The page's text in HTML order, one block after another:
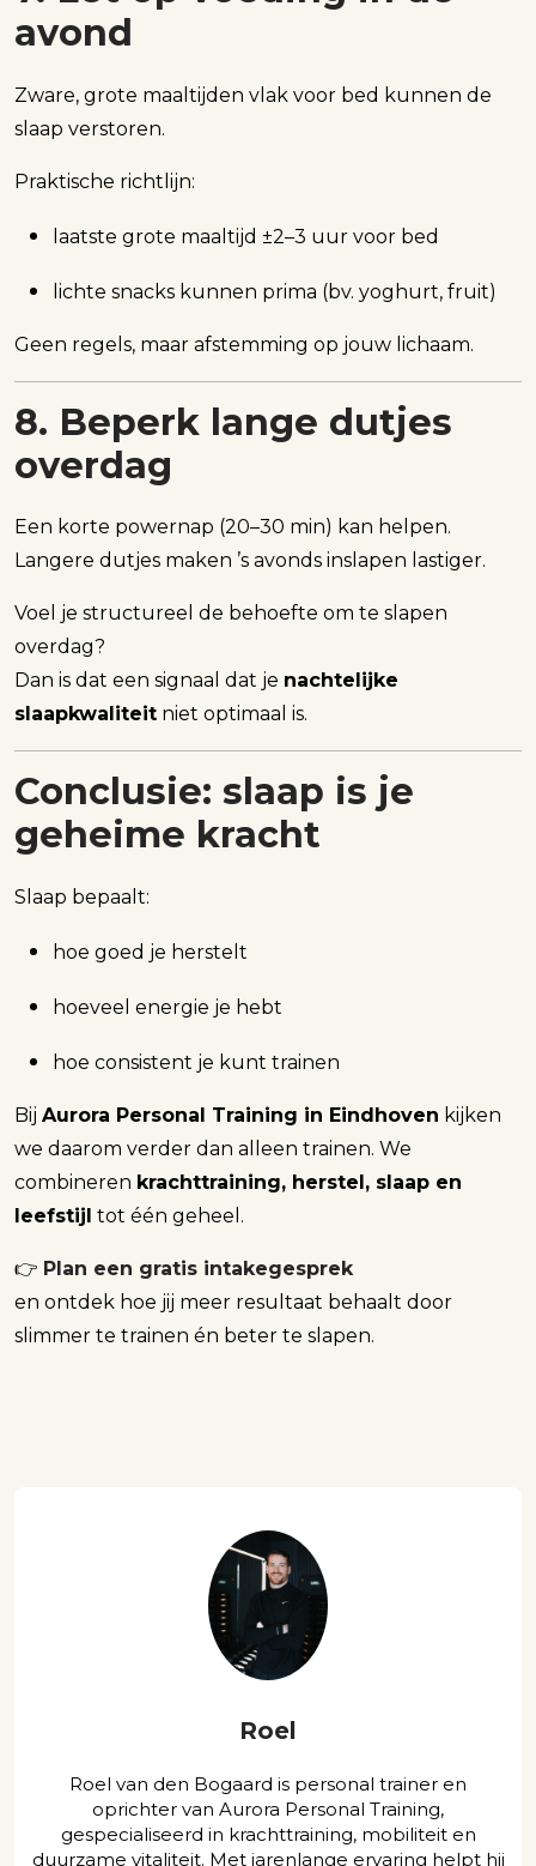
avond
Zware, grote maaltijden vlak voor bed kunnen de
slaap verstoren.
Praktische richtlijn:
laatste grote maaltijd ±2–3 uur voor bed
lichte snacks kunnen prima (bv. yoghurt, fruit)
Geen regels, maar afstemming op jouw lichaam.
8. Beperk lange dutjes
overdag
Een korte powernap (20–30 min) kan helpen.
Langere dutjes maken ’s avonds inslapen lastiger.
Voel je structureel de behoefte om te slapen
overdag?
Dan is dat een signaal dat je nachtelijke
slaapkwaliteit niet optimaal is.
Conclusie: slaap is je
geheime kracht
Slaap bepaalt:
hoe goed je herstelt
hoeveel energie je hebt
hoe consistent je kunt trainen
Bij Aurora Personal Training in Eindhoven kijken
we daarom verder dan alleen trainen. We
combineren krachttraining, herstel, slaap en
leefstijl tot één geheel.
👉 Plan een gratis intakegesprek
en ontdek hoe jij meer resultaat behaalt door
slimmer te trainen én beter te slapen.
Roel
Roel van den Bogaard is personal trainer en
oprichter van Aurora Personal Training,
gespecialiseerd in krachttraining, mobiliteit en
duurzame vitaliteit. Met jarenlange ervaring helpt hij